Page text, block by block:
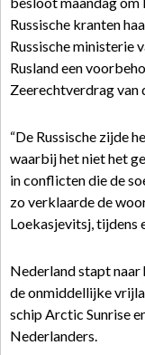
Russische kranten
Russische ministerie
Rusland een
Zeerechtverdrag van
“De Russische zijde
waarbij het niet het
in conflicten die de
zo verklaarde de
Loekasjevitsj, tijdens
Nederland stapt
de onmiddellijke
schip Arctic Sunrise
Nederlanders.